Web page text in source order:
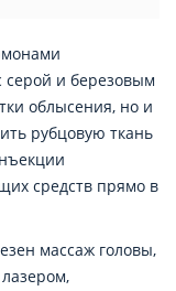
серой и березовым
облысения, но и
рубцовую ткань
средств прямо в
массаж головы,